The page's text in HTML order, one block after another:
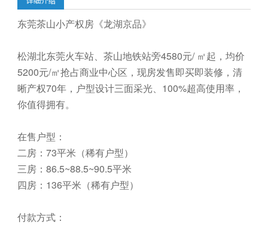
东莞茶山小产权房《龙湖京品》
松湖北东莞火车站、茶山地铁站旁4580元/ ㎡起，均价
5200元/㎡抢占商业中心区，现房发售即买即装修，清
晰产权70年，户型设计三面采光、100%超高使用率，
你值得拥有。
在售户型：
二房：73平米（稀有户型）
三房：86.5~88.5~90.5平米
四房：136平米（稀有户型）
付款方式：